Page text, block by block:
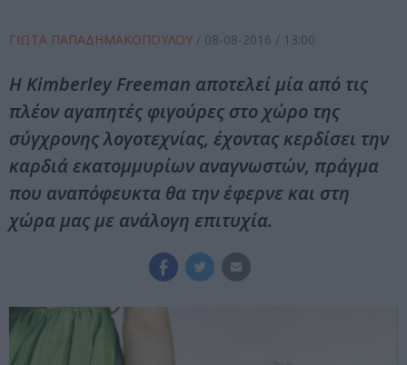
ΓΙΩΤΑ ΠΑΠΑΔΗΜΑΚΟΠΟΥΛΟΥ / 08-08-2016 / 13:00
Η Kimberley Freeman αποτελεί μία από τις
πλέον αγαπητές φιγούρες στο χώρο της
σύγχρονης λογοτεχνίας, έχοντας κερδίσει την
καρδιά εκατομμυρίων αναγνωστών, πράγμα
που αναπόφευκτα θα την έφερνε και στη
χώρα μας με ανάλογη επιτυχία.